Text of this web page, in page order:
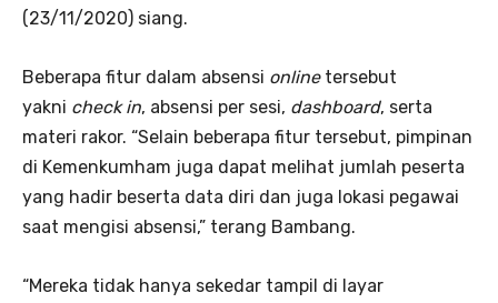
(23/11/2020) siang.
Beberapa fitur dalam absensi onlinetersebut
yakni check in, absensi per sesi, dashboard, serta
materi rakor. “Selain beberapa fitur tersebut, pimpinan
di Kemenkumham juga dapat melihat jumlah peserta
yang hadir beserta data diri dan juga lokasi pegawai
saat mengisi absensi,” terang Bambang.
“Mereka tidak hanya sekedar tampil di layar